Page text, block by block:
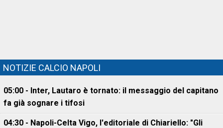
NOTIZIE CALCIO NAPOLI
05:00 - Inter, Lautaro è tornato: il messaggio del capitano
fa già sognare i tifosi
04:30 - Napoli-Celta Vigo, l'editoriale di Chiariello: "Gli